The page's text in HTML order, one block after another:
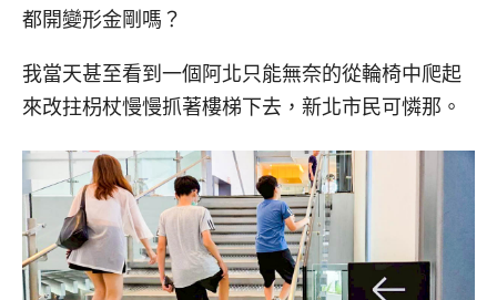
都開變形金剛嗎？
我當天甚至看到一個阿北只能無奈的從輪椅中爬起
來改拄枴杖慢慢抓著樓梯下去，新北市民可憐那。